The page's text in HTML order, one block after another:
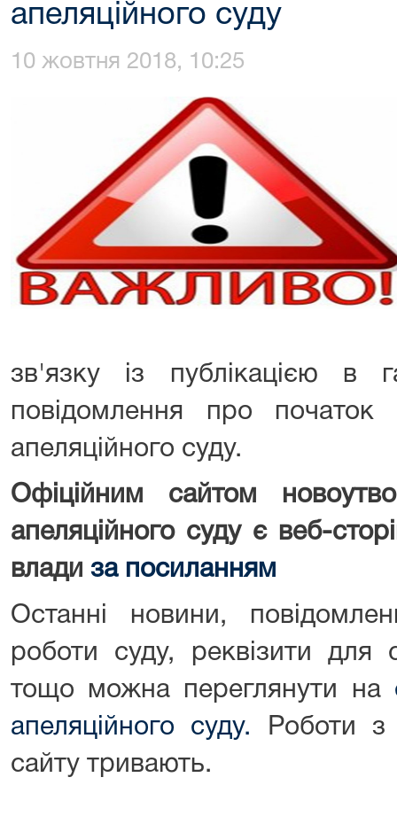
апеляційного суду
10 жовтня 2018, 10:25
зв'язку із публікацією в
повідомлення про початок
апеляційного суду.
Офіційним сайтом
апеляційного суду є веб-
влади за посиланням
Останні новини,
роботи суду, реквізити для
тощо можна переглянути на
апеляційного суду. Роботи з
сайту тривають.